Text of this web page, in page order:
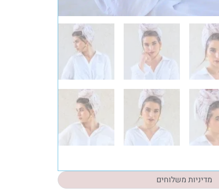
מדיניות משלוחים